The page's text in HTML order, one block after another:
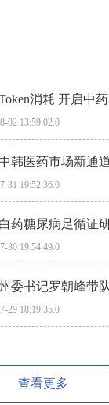
消耗 开启中
02 13:59:02.0
韩医药市场新通
31 19:52:36.0
药糖尿病足循证
30 19:54:49.0
委书记罗朝峰带
29 18:19:35.0
查看更多